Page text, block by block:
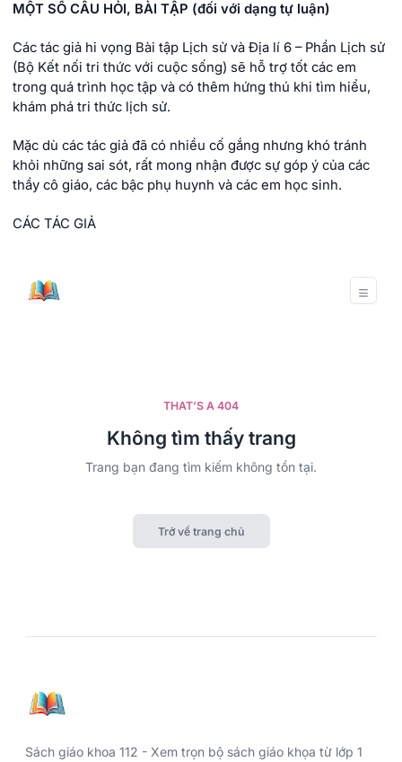
MỘT SỐ CÂU HỎI, BÀI TẬP (đối với dạng tự luận)
Các tác giả hi vọng Bài tập Lịch sử và Địa lí 6 – Phần Lịch sử
(Bộ Kết nối tri thức với cuộc sống) sẽ hỗ trợ tốt các em
trong quá trình học tập và có thêm hứng thú khi tìm hiểu,
khám phá tri thức lịch sử.
Mặc dù các tác giả đã có nhiều cố gắng nhưng khó tránh
khỏi những sai sót, rất mong nhận được sự góp ý của các
thầy cô giáo, các bậc phụ huynh và các em học sinh.
CÁC TÁC GIẢ